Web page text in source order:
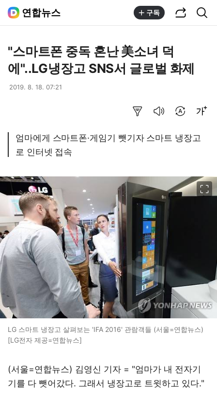
연합뉴스 구독
"스마트폰 중독 혼난 美소녀 덕
에"..LG냉장고 SNS서 글로벌 화제
2019. 8. 18. 07:21
엄마에게 스마트폰·게임기 뺏기자 스마트 냉장고
로 인터넷 접속
LG 스마트 냉장고 살펴보는 'IFA 2016' 관람객들 (서울=연합뉴스)
[LG전자 제공=연합뉴스]
(서울=연합뉴스) 김영신 기자 = "엄마가 내 전자기
기를 다 뺏어갔다. 그래서 냉장고로 트윗하고 있다."